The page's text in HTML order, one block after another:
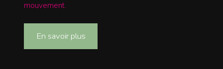
mouvement.
En savoir plus